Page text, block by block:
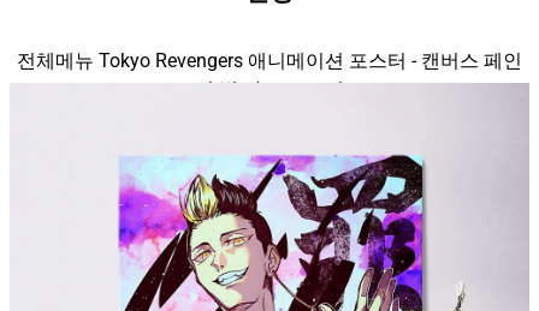
modname=house&peak=30의
전체메뉴 Tokyo Revengers 애니메이션 포스터 - 캔버스 페인
팅 벽 아트 포스터